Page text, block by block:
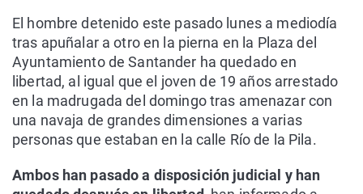
El hombre detenido este pasado lunes a mediodía
tras apuñalar a otro en la pierna en la Plaza del
Ayuntamiento de Santander ha quedado en
libertad, al igual que el joven de 19 años arrestado
en la madrugada del domingo tras amenazar con
una navaja de grandes dimensiones a varias
personas que estaban en la calle Río de la Pila.
Ambos han pasado a disposición judicial y han